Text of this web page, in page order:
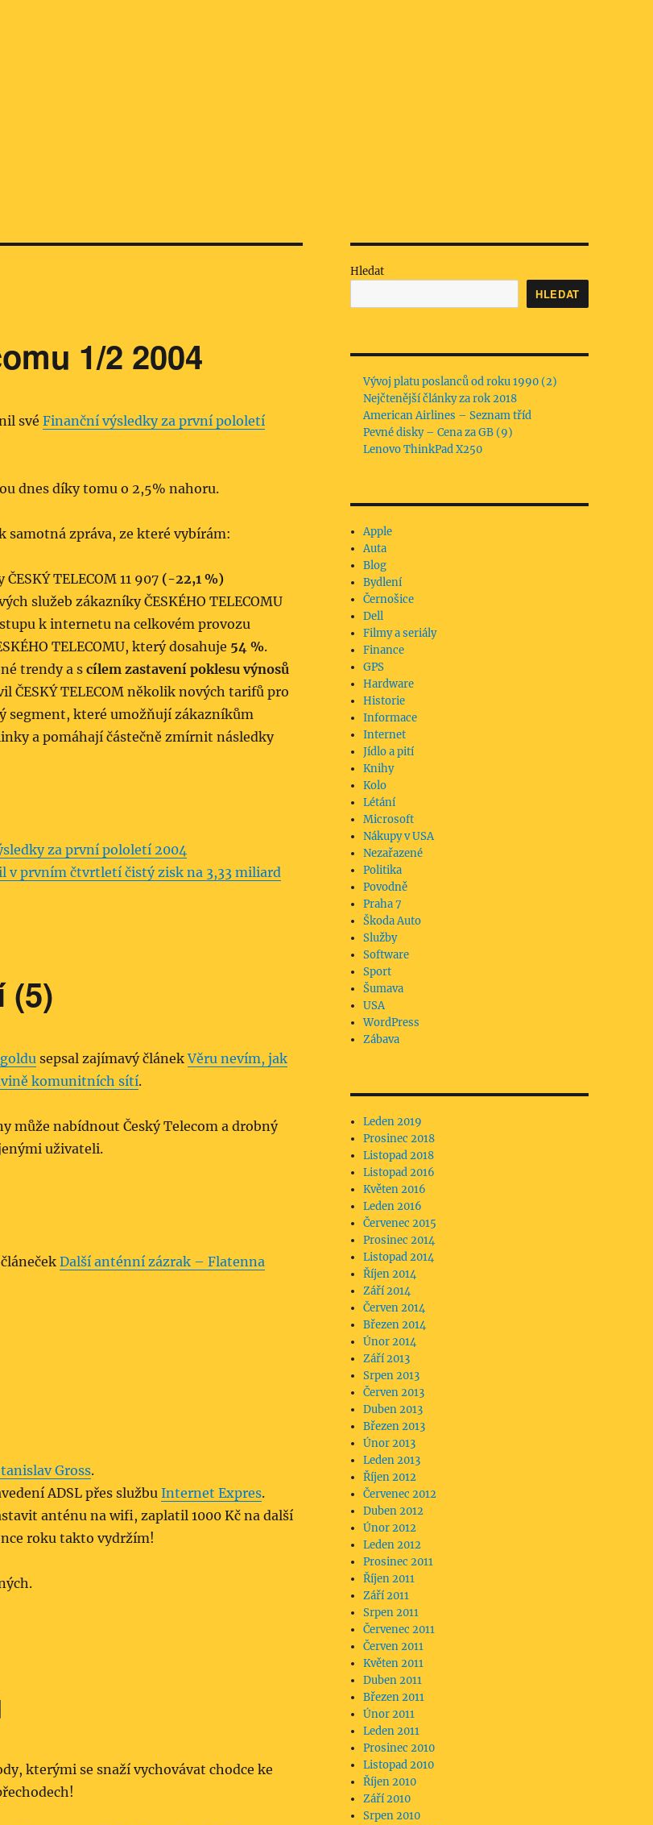
1/2 2004
své Finanční výsledky za první pololetí
dnes díky tomu o 2,5% nahoru.
samotná zpráva, ze které vybírám:
TELECOM 11 907 (-22,1 %)
služeb zákazníky ČESKÉHO TELECOMU
k internetu na celkovém provozu
TELECOMU, který dosahuje 54 %.
trendy a s cílem zastavení poklesu výnosů
ČESKÝ TELECOM několik nových tarifů pro
segment, které umožňují zákazníkům
a pomáhají částečně zmírnit následky
za první pololetí 2004
v prvním čtvrtletí čistý zisk na 3,33 miliard
(5)
sepsal zajímavý článekVěru nevím, jak
komunitních sítí.
může nabídnout Český Telecom a drobný
uživateli.
Další anténní zázrak – Flatenna
Gross.
ADSL přes službuInternet Expres.
anténu na wifi, zaplatil 1000 Kč na další
roku takto vydržím!
kterými se snaží vychovávat chodce ke
Hledat
HLEDAT
Vývoj platu poslanců od roku 1990 (2)
Nejčtenější články za rok 2018
American Airlines – Seznam tříd
Pevné disky – Cena za GB (9)
Lenovo ThinkPad X250
Apple
Auta
Blog
Bydlení
Černošice
Dell
Filmy a seriály
Finance
GPS
Hardware
Historie
Informace
Internet
Jídlo a pití
Knihy
Kolo
Létání
Microsoft
Nákupy v USA
Nezařazené
Politika
Povodně
Praha 7
Škoda Auto
Služby
Software
Sport
Šumava
USA
WordPress
Zábava
Leden 2019
Prosinec 2018
Listopad 2018
Listopad 2016
Květen 2016
Leden 2016
Červenec 2015
Prosinec 2014
Listopad 2014
Říjen 2014
Září 2014
Červen 2014
Březen 2014
Únor 2014
Září 2013
Srpen 2013
Červen 2013
Duben 2013
Březen 2013
Únor 2013
Leden 2013
Říjen 2012
Červenec 2012
Duben 2012
Únor 2012
Leden 2012
Prosinec 2011
Říjen 2011
Září 2011
Srpen 2011
Červenec 2011
Červen 2011
Květen 2011
Duben 2011
Březen 2011
Únor 2011
Leden 2011
Prosinec 2010
Listopad 2010
Říjen 2010
Září 2010
Srpen 2010